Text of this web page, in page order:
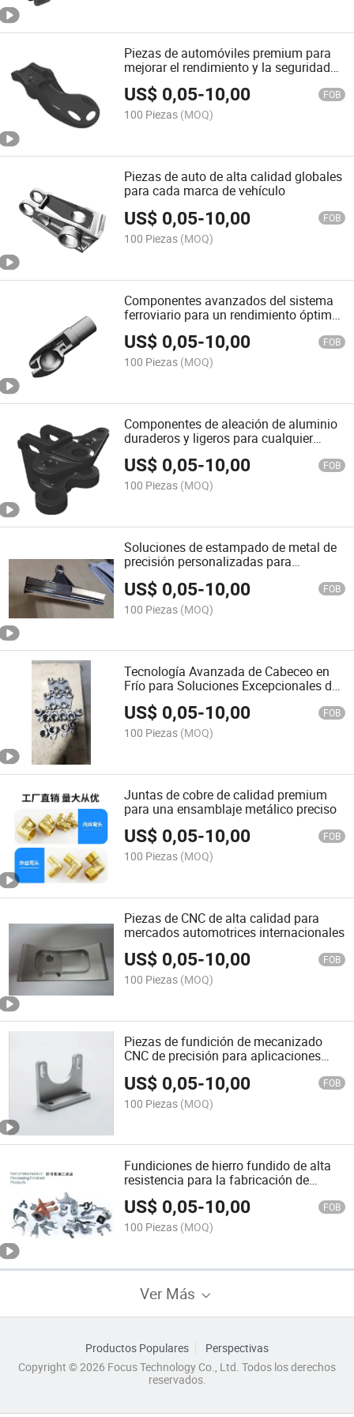
Piezas de automóviles premium para
mejorar el rendimiento y la seguridad
del vehículo
US$ 0,05-10,00 FOB
100 Piezas (MOQ)
Piezas de auto de alta calidad globales
para cada marca de vehículo
US$ 0,05-10,00 FOB
100 Piezas (MOQ)
Componentes avanzados del sistema
ferroviario para un rendimiento óptimo
del tren
US$ 0,05-10,00 FOB
100 Piezas (MOQ)
Componentes de aleación de aluminio
duraderos y ligeros para cualquier
proyecto
US$ 0,05-10,00 FOB
100 Piezas (MOQ)
Soluciones de estampado de metal de
precisión personalizadas para
US$ 0,05-10,00 FOB
100 Piezas (MOQ)
Tecnología Avanzada de Cabeceo en
Frío para Soluciones Excepcionales de
Formado de Metales
US$ 0,05-10,00 FOB
100 Piezas (MOQ)
Juntas de cobre de calidad premium
para una ensamblaje metálico preciso
US$ 0,05-10,00 FOB
100 Piezas (MOQ)
Piezas de CNC de alta calidad para
mercados automotrices internacionales
US$ 0,05-10,00 FOB
100 Piezas (MOQ)
Piezas de fundición de mecanizado
CNC de precisión para aplicaciones
US$ 0,05-10,00 FOB
100 Piezas (MOQ)
Fundiciones de hierro fundido de alta
resistencia para la fabricación de
camiones y trenes
US$ 0,05-10,00 FOB
100 Piezas (MOQ)
Ver Más
Productos Populares
Perspectivas
Copyright © 2026 Focus Technology Co., Ltd. Todos los derechos
reservados.